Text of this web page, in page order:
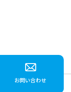
お問い合わせ